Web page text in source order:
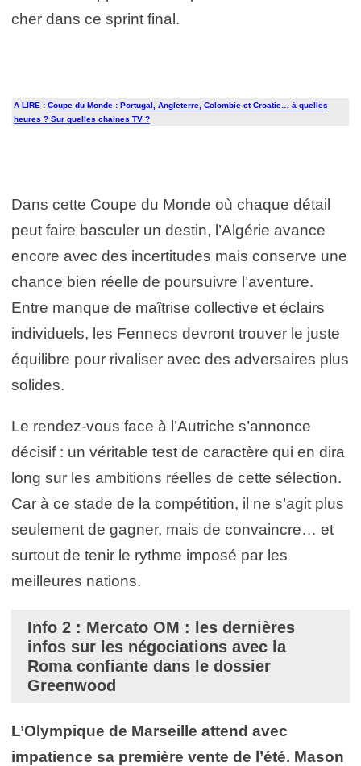
cher dans ce sprint final.
A LIRE : Coupe du Monde : Portugal, Angleterre, Colombie et Croatie… à quelles
heures ? Sur quelles chaines TV ?
Dans cette Coupe du Monde où chaque détail
peut faire basculer un destin, l’Algérie avance
encore avec des incertitudes mais conserve une
chance bien réelle de poursuivre l’aventure.
Entre manque de maîtrise collective et éclairs
individuels, les Fennecs devront trouver le juste
équilibre pour rivaliser avec des adversaires plus
solides.
Le rendez-vous face à l’Autriche s’annonce
décisif : un véritable test de caractère qui en dira
long sur les ambitions réelles de cette sélection.
Car à ce stade de la compétition, il ne s’agit plus
seulement de gagner, mais de convaincre… et
surtout de tenir le rythme imposé par les
meilleures nations.
Info 2 : Mercato OM : les dernières
infos sur les négociations avec la
Roma confiante dans le dossier
Greenwood
L’Olympique de Marseille attend avec
impatience sa première vente de l’été. Mason